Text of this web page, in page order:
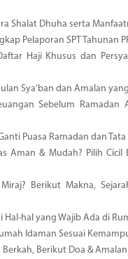
Shalat Dhuha serta
Pelaporan SPT Tahunan
Haji Khusus dan
Sya’ban dan Amalan
Sebelum Ramadan
Puasa Ramadan dan Tata
Aman & Mudah? Pilih Cicil
Berikut Makna,
Hal-hal yang Wajib Ada di
Idaman Sesuai
Berikut Doa &